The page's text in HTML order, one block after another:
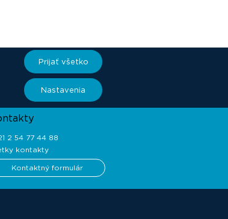
Prijať všetko
Nastavenia
2 54 77 44 88
kontakty
Kontaktný formulár